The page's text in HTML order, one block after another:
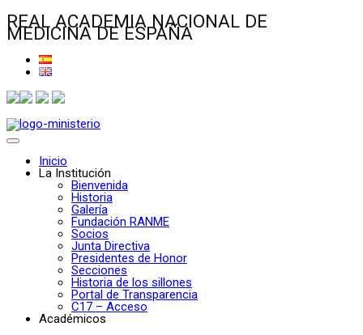
REAL ACADEMIA NACIONAL DE
MEDICINA DE ESPAÑA
Inicio
La Institución
Bienvenida
Historia
Galería
Fundación RANME
Socios
Junta Directiva
Presidentes de Honor
Secciones
Historia de los sillones
Portal de Transparencia
C17 – Acceso
Académicos